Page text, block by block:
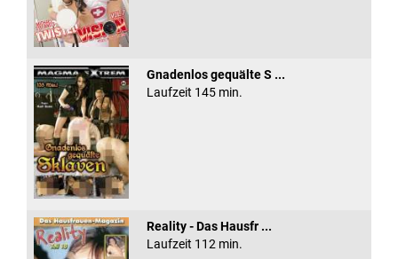
Gnadenlos gequälte S ...
Laufzeit 145 min.
Reality - Das Hausfr ...
Laufzeit 112 min.